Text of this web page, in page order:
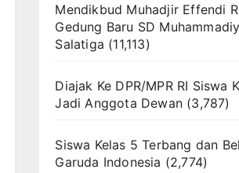
Mendikbud Muhadjir Effendi
Gedung Baru SD
Salatiga (11,113)
Diajak Ke DPR/MPR RI Siswa
Jadi Anggota Dewan (3,787)
Siswa Kelas 5 Terbang dan
Garuda Indonesia (2,774)